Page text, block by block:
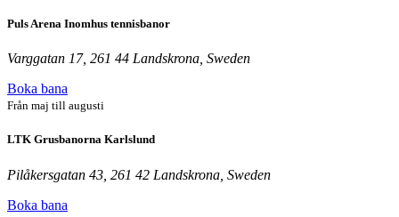
Puls Arena Inomhus tennisbanor
Varggatan 17, 261 44 Landskrona, Sweden
Boka bana
Från maj till augusti
LTK Grusbanorna Karlslund
Pilåkersgatan 43, 261 42 Landskrona, Sweden
Boka bana